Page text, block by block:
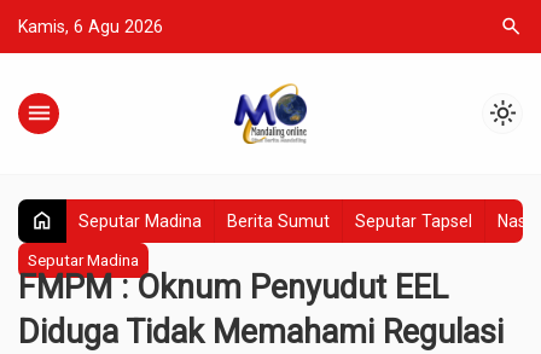
Kamis, 6 Agu 2026 search
menu light_mode
home Seputar Madina Berita Sumut Seputar Tapsel
Seputar Madina
FMPM : Oknum Penyudut EEL
Diduga Tidak Memahami Regulasi